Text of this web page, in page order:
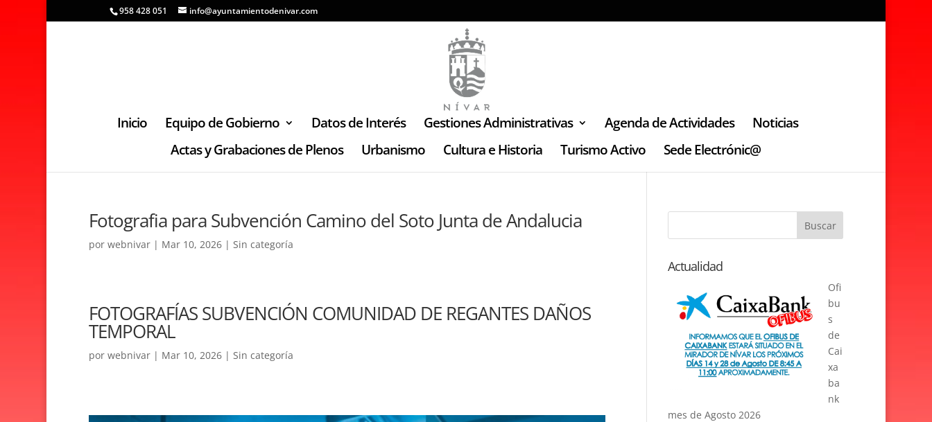
958 428 051 info@ayuntamientodenivar.com
Inicio Equipo de Gobierno Datos de Interés Gestiones Administrativas Agenda de Actividades
Noticias
Actas y Grabaciones de Plenos
Urbanismo Cultura e Historia Turismo Activo Sede Electrónic@
Fotografia para Subvención Camino del Soto Junta de Andalucia
por webnivar| Mar 10, 2026| Sin categoría
FOTOGRAFÍAS SUBVENCIÓN COMUNIDAD DE REGANTES DAÑOS
TEMPORAL
por webnivar| Mar 10, 2026| Sin categoría
Actualidad
Ofi
bu
s
de
Cai
xa
ba
nk
mes de Agosto 2026